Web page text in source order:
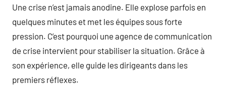
Une crise n’est jamais anodine. Elle explose parfois en
quelques minutes et met les équipes sous forte
pression. C’est pourquoi une agence de communication
de crise intervient pour stabiliser la situation. Grâce à
son expérience, elle guide les dirigeants dans les
premiers réflexes.